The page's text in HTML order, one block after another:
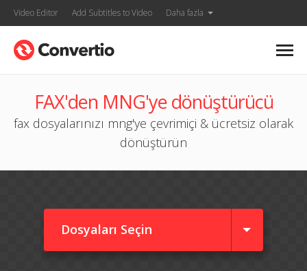
Video Editor Add Subtitles to Video Daha fazla
FAX'den MNG'ye dönüştürücü
fax dosyalarınızı mng'ye çevrimiçi & ücretsiz olarak
dönüştürün
Dosyaları Seçin